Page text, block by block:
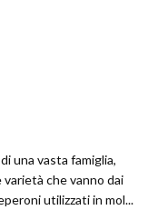
una vasta famiglia,
varietà che vanno dai
utilizzati in mol...